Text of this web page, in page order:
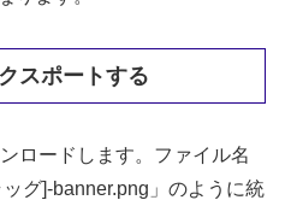
スポートする
ロードします。ファイル名
グ]-banner.png」のように統